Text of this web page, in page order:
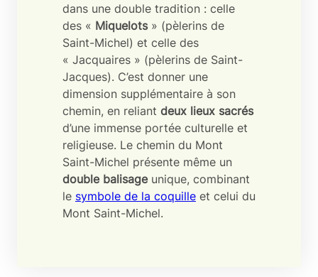
dans une double tradition : celle
des « Miquelots» (pèlerins de
Saint-Michel) et celle des
« Jacquaires » (pèlerins de Saint-
Jacques). C’est donner une
dimension supplémentaire à son
chemin, en reliant deux lieux sacrés
d’une immense portée culturelle et
religieuse. Le chemin du Mont
Saint-Michel présente même un
double balisageunique, combinant
le symbole de la coquille et celui du
Mont Saint-Michel.